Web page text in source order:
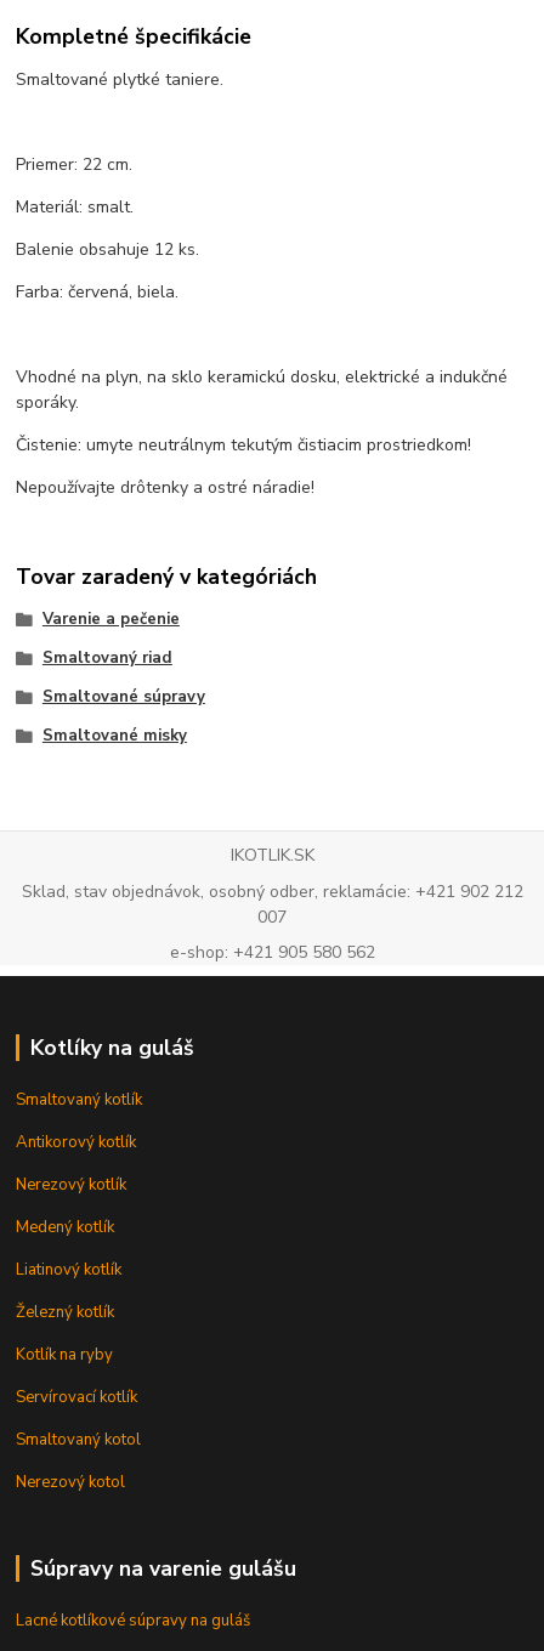
Kompletné špecifikácie
Smaltované plytké taniere.
Priemer: 22 cm.
Materiál: smalt.
Balenie obsahuje 12 ks.
Farba: červená, biela.
Vhodné na plyn, na sklo keramickú dosku, elektrické a indukčné
sporáky.
Čistenie: umyte neutrálnym tekutým čistiacim prostriedkom!
Nepoužívajte drôtenky a ostré náradie!
Tovar zaradený v kategóriách
Varenie a pečenie
Smaltovaný riad
Smaltované súpravy
Smaltované misky
IKOTLIK.SK
Sklad, stav objednávok, osobný odber, reklamácie: +421 902 212
007
e-shop: +421 905 580 562
Kotlíky na guláš
Smaltovaný kotlík
Antikorový kotlík
Nerezový kotlík
Medený kotlík
Liatinový kotlík
Železný kotlík
Kotlík na ryby
Servírovací kotlík
Smaltovaný kotol
Nerezový kotol
Súpravy na varenie gulášu
Lacné kotlíkové súpravy na guláš